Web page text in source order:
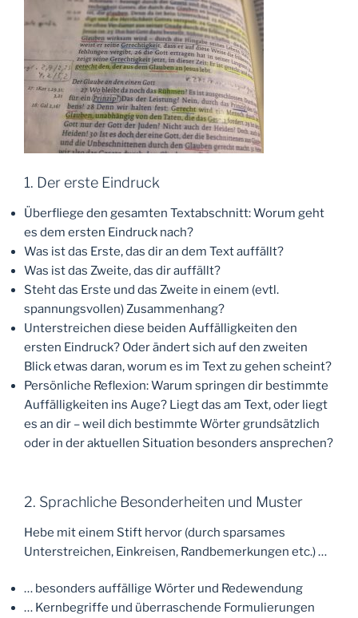
1. Der erste Eindruck
Überfliege den gesamten Textabschnitt: Worum geht
es dem ersten Eindruck nach?
Was ist das Erste, das dir an dem Text auffällt?
Was ist das Zweite, das dir auffällt?
Steht das Erste und das Zweite in einem (evtl.
spannungsvollen) Zusammenhang?
Unterstreichen diese beiden Auffälligkeiten den
ersten Eindruck? Oder ändert sich auf den zweiten
Blick etwas daran, worum es im Text zu gehen scheint?
Persönliche Reflexion: Warum springen dir bestimmte
Auffälligkeiten ins Auge? Liegt das am Text, oder liegt
es an dir – weil dich bestimmte Wörter grundsätzlich
oder in der aktuellen Situation besonders ansprechen?
2. Sprachliche Besonderheiten und Muster
Hebe mit einem Stift hervor (durch sparsames
Unterstreichen, Einkreisen, Randbemerkungen etc.) …
… besonders auffällige Wörter und Redewendung
… Kernbegriffe und überraschende Formulierungen